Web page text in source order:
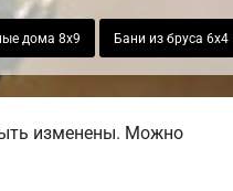
дома 8х9 Бани из бруса 6х4
изменены. Можно